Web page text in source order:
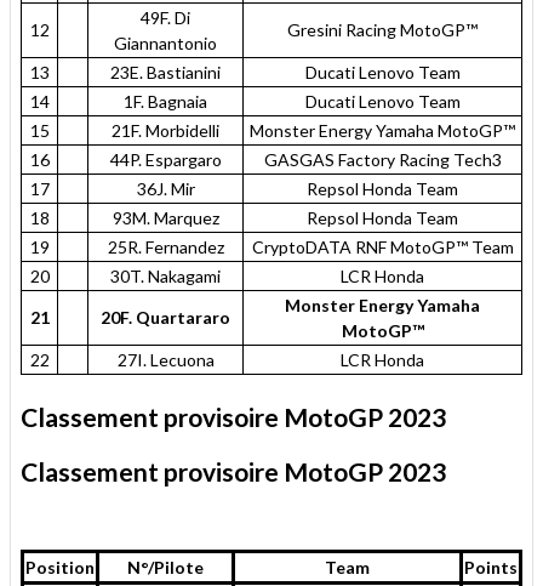
12
49F. Di
Giannantonio
Gresini Racing MotoGP™
13 23E. Bastianini
Ducati Lenovo Team
14
1F. Bagnaia
Ducati Lenovo Team
15
21F. Morbidelli
Monster Energy Yamaha MotoGP™
16
44P. Espargaro
GASGAS Factory Racing Tech3
17
36J. Mir
Repsol Honda Team
18
93M. Marquez
Repsol Honda Team
19
25R. Fernandez
CryptoDATA RNF MotoGP™ Team
20
30T. Nakagami
LCR Honda
21
20F. Quartararo
Monster Energy Yamaha
MotoGP™
22
27I. Lecuona LCR Honda
Classement provisoire MotoGP 2023
Classement provisoire MotoGP 2023
Position N°/Pilote Team
Points